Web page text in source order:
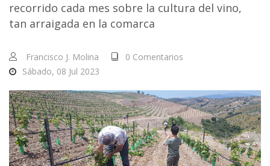
recorrido cada mes sobre la cultura del vino,
tan arraigada en la comarca
Francisco J. Molina
0 Comentarios
Sábado, 08 Jul 2023